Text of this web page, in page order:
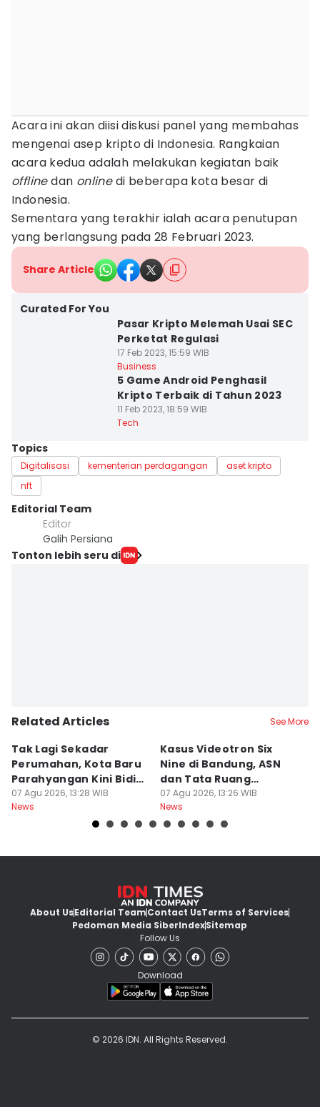
Acara ini akan diisi diskusi panel yang membahas
mengenai asep kripto di Indonesia. Rangkaian
acara kedua adalah melakukan kegiatan baik
offlinedan onlinedi beberapa kota besar di
Indonesia.
Sementara yang terakhir ialah acara penutupan
yang berlangsung pada 28 Februari 2023.
Share Article
Curated For You
Pasar Kripto Melemah Usai SEC
Perketat Regulasi
17 Feb 2023, 15:59 WIB
Business
5 Game Android Penghasil
Kripto Terbaik di Tahun 2023
11 Feb 2023, 18:59 WIB
Tech
Topics
Digitalisasi kementerian perdagangan
aset kripto
nft
Editorial Team
Editor
Galih Persiana
Tonton lebih seru di
Related Articles See More
Tak Lagi Sekadar
Perumahan, Kota Baru
Parahyangan Kini Bidik
Wisatawan
07 Agu 2026, 13:28 WIB
News
Kasus Videotron Six
Nine di Bandung, ASN
dan Tata Ruang
Diperiksa
07 Agu 2026, 13:26 WIB
News
About UsEditorial TeamContact UsTerms of Services
Pedoman Media SiberIndexSitemap
Follow Us
Download
© 2026 IDN. All Rights Reserved.